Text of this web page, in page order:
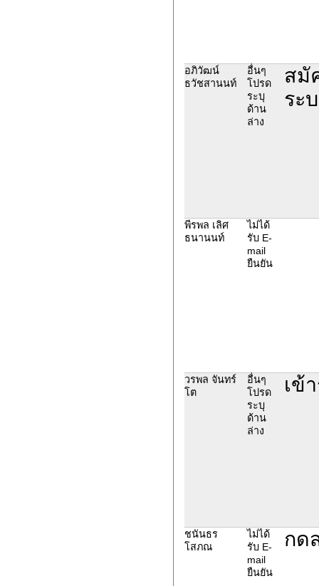
อภิวัฒน์
ธวัชสานนท์
อื่นๆ
โปรด
ระบุ
ด้าน
ล่าง
สมั
ระ
พีรพล เลิศ
ธนานนท์
ไม่ได้
รับ E-
mail
ยืนยัน
วรพล จันทร์
โต
อื่นๆ
โปรด
ระบุ
ด้าน
ล่าง
เข้
ชนันธร
โสภณ
ไม่ได้
รับ E-
mail
ยืนยัน
กด